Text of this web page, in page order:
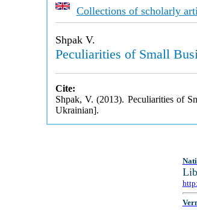
Collections of scholarly
Shpak V.
Peculiarities of Small
Cite:
Shpak, V. (2013). Peculiarities of
Ukrainian].